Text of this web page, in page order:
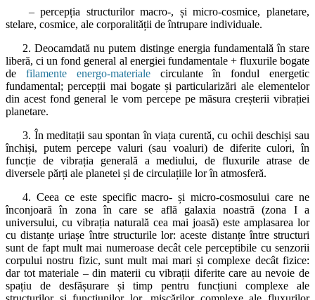
– percepția structurilor macro-, și micro-cosmice, planetare,
stelare, cosmice, ale corporalității de întrupare individuale.
2. Deocamdată nu putem distinge energia fundamentală în stare
liberă, ci un fond general al energiei fundamentale + fluxurile bogate
de filamente energo-materialecirculante în fondul energetic
fundamental; percepții mai bogate și particularizări ale elementelor
din acest fond general le vom percepe pe măsura creșterii vibrației
planetare.
3. În meditații sau spontan în viața curentă, cu ochii deschiși sau
închiși, putem percepe valuri (sau voaluri) de diferite culori, în
funcție de vibrația generală a mediului, de fluxurile atrase de
diversele părți ale planetei și de circulațiile lor în atmosferă.
4. Ceea ce este specific macro- și micro-cosmosului care ne
înconjoară în zona în care se află galaxia noastră (zona I a
universului, cu vibrația naturală cea mai joasă) este amplasarea lor
cu distanțe uriașe între structurile lor: aceste distanțe între structuri
sunt de fapt mult mai numeroase decât cele perceptibile cu senzorii
corpului nostru fizic, sunt mult mai mari și complexe decât fizice:
dar tot materiale – din materii cu vibrații diferite care au nevoie de
spațiu de desfășurare și timp pentru funcțiuni complexe ale